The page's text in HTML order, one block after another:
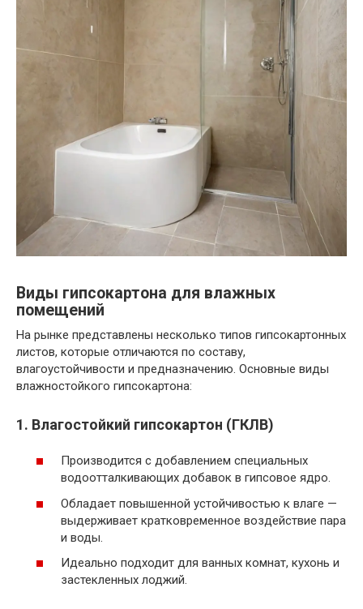
Виды гипсокартона для влажных
помещений
На рынке представлены несколько типов гипсокартонных
листов, которые отличаются по составу,
влагоустойчивости и предназначению. Основные виды
влажностойкого гипсокартона:
1. Влагостойкий гипсокартон (ГКЛВ)
Производится с добавлением специальных
водоотталкивающих добавок в гипсовое ядро.
Обладает повышенной устойчивостью к влаге —
выдерживает кратковременное воздействие пара
и воды.
Идеально подходит для ванных комнат, кухонь и
застекленных лоджий.